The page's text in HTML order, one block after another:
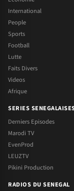
International
People
Sports
Football
Lutte
Faits Divers
Videos
Afrique
SERIES
Derniers Episodes
Marodi TV
EvenProd
LEUZTV
Pikini Production
RADIOS DU SENEGAL